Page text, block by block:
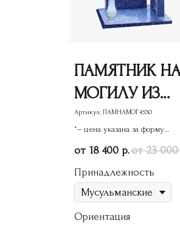
ПАМЯТНИК
МОГИЛУ ИЗ
ГРАНИТА ГР-48
Артикул: ПАМНАМОГ4530
*– цена указана за форму
18 400 р. 23 000
Принадлежность
Ориентация